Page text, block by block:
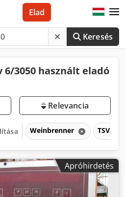
Keresés
Elad
6/3050 használt eladó
Relevancia
Weinbrenner TSV 6/
Apróhirdetés